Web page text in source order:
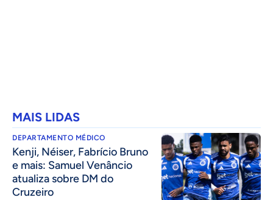
MAIS LIDAS
DEPARTAMENTO MÉDICO
Kenji, Néiser, Fabrício Bruno
e mais: Samuel Venâncio
atualiza sobre DM do
Cruzeiro